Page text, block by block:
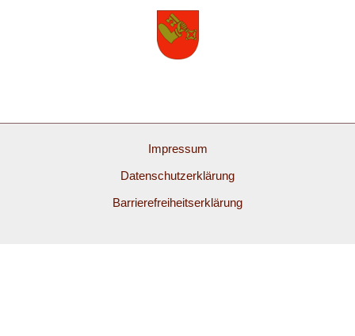
Impressum
Datenschutzerklärung
Barrierefreiheitserklärung